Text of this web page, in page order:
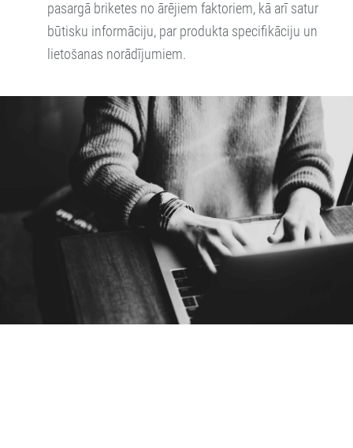
pasargā briketes no ārējiem faktoriem, kā arī satur
būtisku informāciju, par produkta specifikāciju un
lietošanas norādījumiem.